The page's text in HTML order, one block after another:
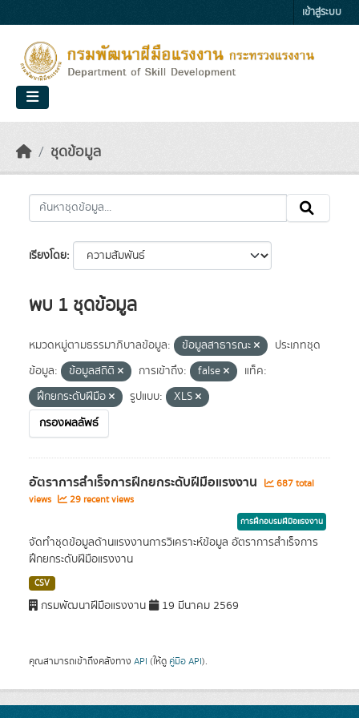
เข้าสู่ระบบ
ชุดข้อมูล
เรียงโดย
พบ 1 ชุดข้อมูล
หมวดหมู่ตามธรรมาภิบาลข้อมูล: ข้อมูลสาธารณะ
ประเภทชุด
ข้อมูล:
ข้อมูลสถิติ การเข้าถึง: false
แท็ค:
ฝึกยกระดับฝีมือ
รูปแบบ:
XLS
กรองผลลัพธ์
อัตราการสำเร็จการฝึกยกระดับฝีมือแรงงาน
687 total
views
29 recent views
การฝึกอบรมฝีมือแรงงาน
จัดทำชุดข้อมูลด้านแรงงานการวิเคราะห์ข้อมูล อัตราการสำเร็จการ
ฝึกยกระดับฝีมือแรงงาน
CSV
กรมพัฒนาฝีมือแรงงาน 19 มีนาคม 2569
คุณสามารถเข้าถึงคลังทาง API (ให้ดู คู่มือ API).